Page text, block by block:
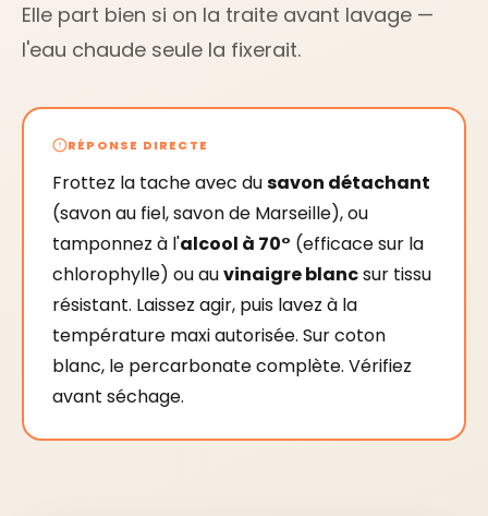
Elle part bien si on la traite avant lavage —
l'eau chaude seule la fixerait.
RÉPONSE DIRECTE
Frottez la tache avec dusavon détachant
(savon au fiel, savon de Marseille), ou
tamponnez à l'alcool à 70° (efficace sur la
chlorophylle) ou auvinaigre blancsur tissu
résistant. Laissez agir, puis lavez à la
température maxi autorisée. Sur coton
blanc, le percarbonate complète. Vérifiez
avant séchage.